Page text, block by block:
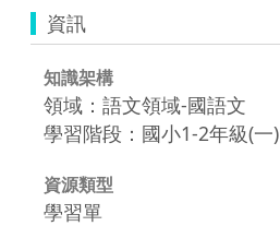
資訊
知識架構
領域：語文領域-國語文
學習階段：國小1-2年級(一)
資源類型
學習單